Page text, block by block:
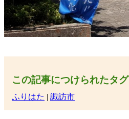
この記事につけられたタグ
ふりはた | 諏訪市